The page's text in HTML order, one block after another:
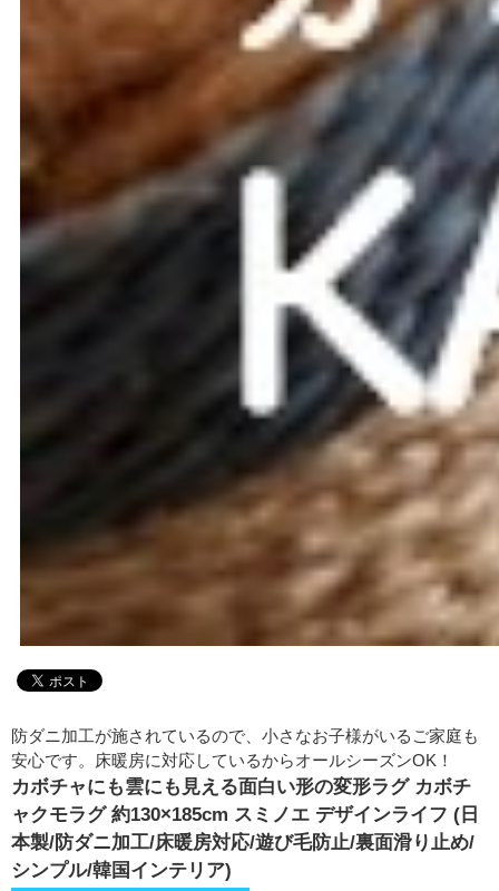
防ダニ加工が施されているので、小さなお子様がいるご家庭も
安心です。床暖房に対応しているからオールシーズンOK！
カボチャにも雲にも見える面白い形の変形ラグ カボチ
ャクモラグ 約130×185cm スミノエ デザインライフ (日
本製/防ダニ加工/床暖房対応/遊び毛防止/裏面滑り止め/
シンプル/韓国インテリア)